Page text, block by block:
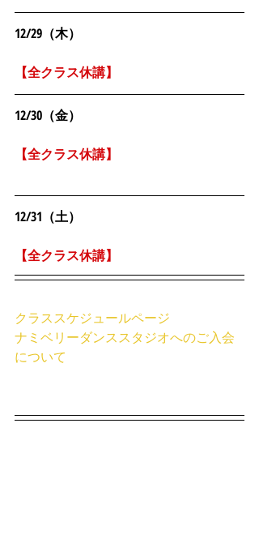
12/29（木）
【全クラス休講】
12/30（金）
【全クラス休講】
12/31（土）
【全クラス休講】
クラススケジュールページ
ナミベリーダンススタジオへのご入会
について